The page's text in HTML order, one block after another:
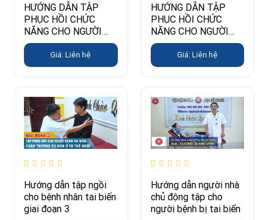
HƯỚNG DẪN TẬP
PHỤC HỒI CHỨC
NĂNG CHO NGƯỜI
TAI BIẾN, CHẤN
THƯƠNG SỌ NÃO Ở
GIAI ĐOẠN 5 (TẬP ĐI)
Giá: Liên hệ
HƯỚNG DẪN TẬP
PHỤC HỒI CHỨC
NĂNG CHO NGƯỜI
TAI BIẾN, CHẤN
THƯƠNG SỌ NÃO Ở
GIAI ĐOẠN 4 (TẬP
Giá: Liên hệ
Hướng dẫn tập ngồi
cho bệnh nhân tai biến
giai đoạn 3
Hướng dẫn người nhà
chủ động tập cho
người bệnh bị tai biến